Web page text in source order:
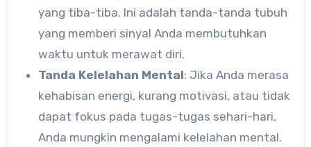
yang tiba-tiba. Ini adalah tanda-tanda tubuh
yang memberi sinyal Anda membutuhkan
waktu untuk merawat diri.
Tanda Kelelahan Mental: Jika Anda merasa
kehabisan energi, kurang motivasi, atau tidak
dapat fokus pada tugas-tugas sehari-hari,
Anda mungkin mengalami kelelahan mental.